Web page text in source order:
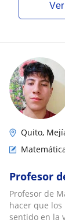
Quito,
Profesor
Profesor de
hacer que
sentido en la